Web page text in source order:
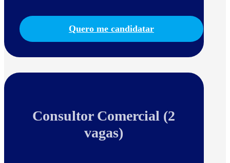
Quero me candidatar
Consultor Comercial (2
vagas)